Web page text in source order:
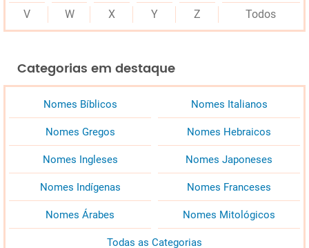
V
W X Y Z Todos
Categorias em destaque
Nomes Bíblicos Nomes Italianos
Nomes Gregos Nomes Hebraicos
Nomes Ingleses Nomes Japoneses
Nomes Indígenas Nomes Franceses
Nomes Árabes Nomes Mitológicos
Todas as Categorias